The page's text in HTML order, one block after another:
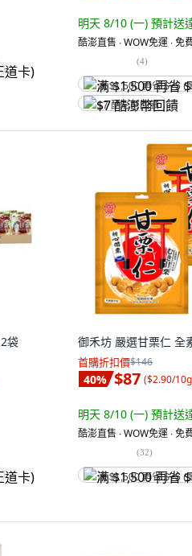
明天 8/10 (一) 預計送
酷澎直售 ∙ WOW免運 ∙ 免
(4)
满 $1,500 再省 $75 (
$7 酷澎幣回饋
袋 御禾坊 嚴選甘栗仁 全
首購折扣價$146
40% $87 ($2.90/10g
明天 8/10 (一) 預計送
酷澎直售 ∙ WOW免運 ∙ 免
(32)
满 $1,500 再省 $75 (